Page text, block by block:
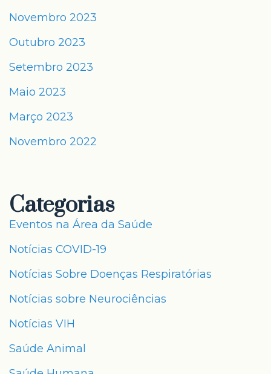
Novembro 2023
Outubro 2023
Setembro 2023
Maio 2023
Março 2023
Novembro 2022
Categorias
Eventos na Área da Saúde
Notícias COVID-19
Notícias Sobre Doenças Respiratórias
Notícias sobre Neurociências
Notícias VIH
Saúde Animal